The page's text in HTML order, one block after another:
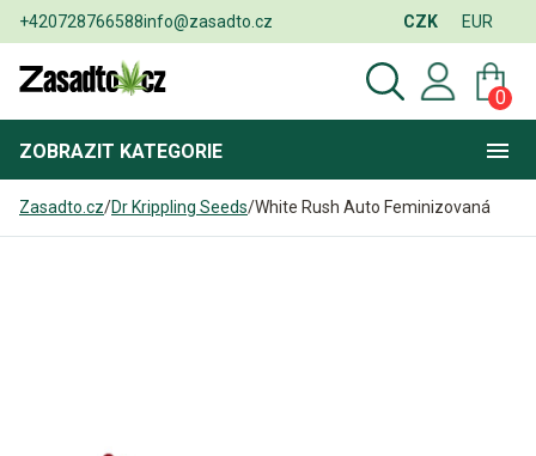
+420728766588info@zasadto.cz CZK EUR
0
ZOBRAZIT KATEGORIE
Zasadto.cz/Dr Krippling Seeds/White Rush Auto Feminizovaná